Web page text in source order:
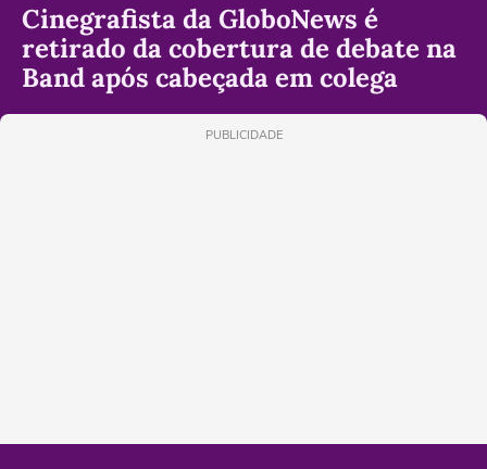
Cinegrafista da GloboNews é
retirado da cobertura de debate na
Band após cabeçada em colega
PUBLICIDADE